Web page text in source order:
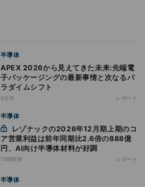
半導体
APEX 2026から見えてきた未来:先端電
子パッケージングの最新事情と次なるパ
ラダイムシフト
5分前 レポート
半導体
ア営業利益は前年同期比2.6倍の888億
円、AI向け半導体材料が好調
13時間前 レポート
半導体